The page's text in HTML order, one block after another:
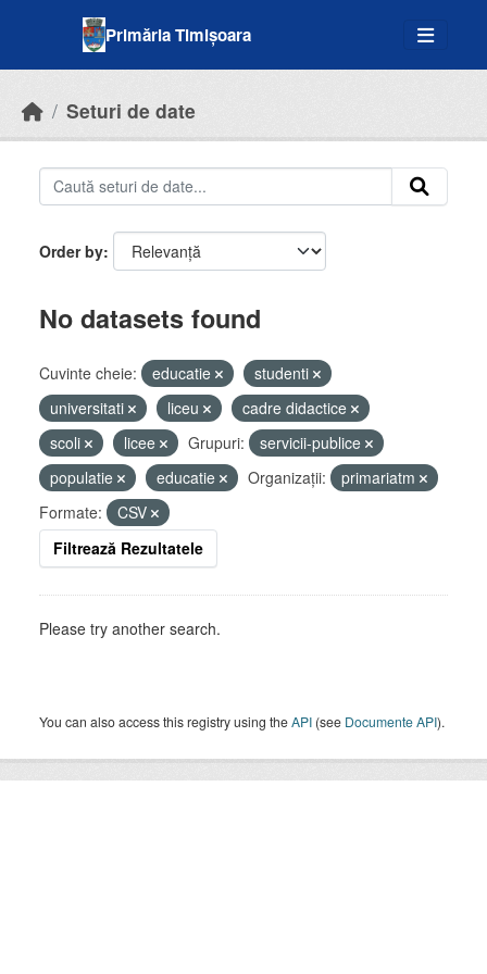
Primăria Timișoara
Seturi de date
Order by
No datasets found
Cuvinte cheie: educatie
studenti
universitati
liceu
cadre didactice
scoli
licee Grupuri:
servicii-publice
populatie
educatie Organizații:
primariatm
Formate:
CSV
Filtrează Rezultatele
Please try another search.
You can also access this registry using theAPI (see Documente API).